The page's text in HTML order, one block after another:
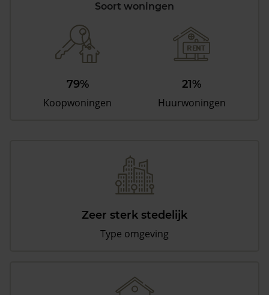
Soort woningen
79%
Koopwoningen
21%
Huurwoningen
Zeer sterk stedelijk
Type omgeving